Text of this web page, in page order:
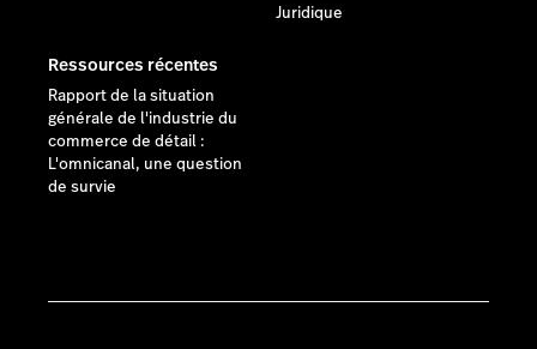
Juridique
Ressources récentes
Rapport de la situation
générale de l'industrie du
commerce de détail :
L'omnicanal, une question
de survie